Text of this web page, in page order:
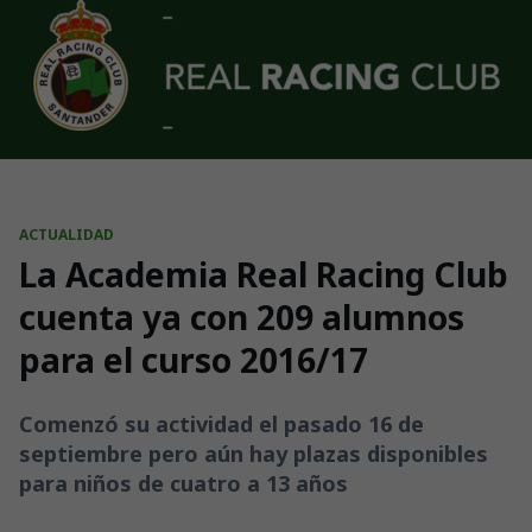
Skip to main content
ACTUALIDAD
La Academia Real Racing Club
cuenta ya con 209 alumnos
para el curso 2016/17
Comenzó su actividad el pasado 16 de
septiembre pero aún hay plazas disponibles
para niños de cuatro a 13 años